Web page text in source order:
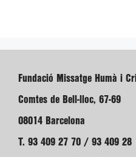
Fundació Missatge Humà i
Comtes de Bell-lloc, 67-69
08014 Barcelona
T. 93 409 27 70 / 93 409 28